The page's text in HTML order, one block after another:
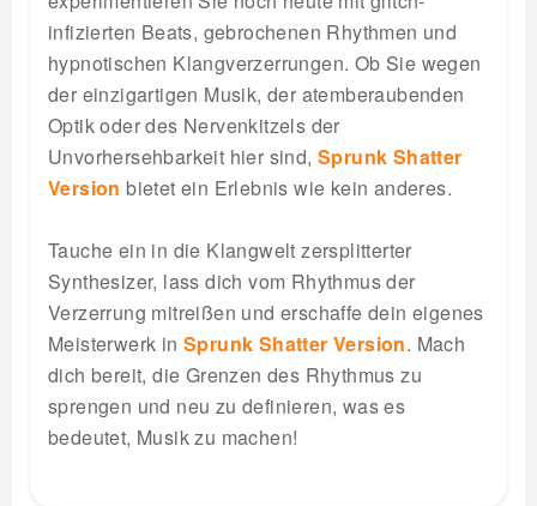
infizierten Beats, gebrochenen Rhythmen und
hypnotischen Klangverzerrungen. Ob Sie wegen
der einzigartigen Musik, der atemberaubenden
Optik oder des Nervenkitzels der
Unvorhersehbarkeit hier sind, Sprunk Shatter
Version bietet ein Erlebnis wie kein anderes.
Tauche ein in die Klangwelt zersplitterter
Synthesizer, lass dich vom Rhythmus der
Verzerrung mitreißen und erschaffe dein eigenes
Meisterwerk inSprunk Shatter Version. Mach
dich bereit, die Grenzen des Rhythmus zu
sprengen und neu zu definieren, was es
bedeutet, Musik zu machen!